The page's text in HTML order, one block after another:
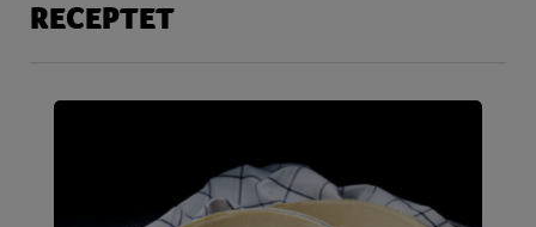
RECEPTET